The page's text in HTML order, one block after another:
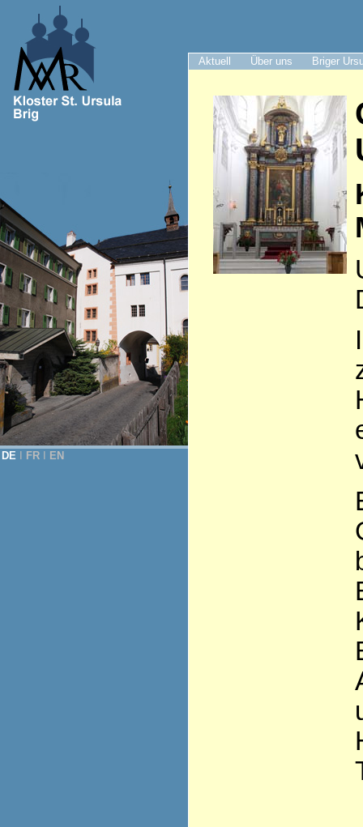
Aktuell Über uns Briger
DE FR EN